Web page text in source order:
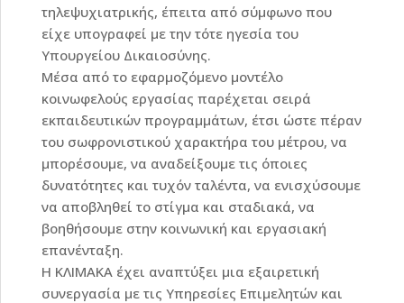
τηλεψυχιατρικής, έπειτα από σύμφωνο που
είχε υπογραφεί με την τότε ηγεσία του
Υπουργείου Δικαιοσύνης.
Μέσα από το εφαρμοζόμενο μοντέλο
κοινωφελούς εργασίας παρέχεται σειρά
εκπαιδευτικών προγραμμάτων, έτσι ώστε πέραν
του σωφρονιστικού χαρακτήρα του μέτρου, να
μπορέσουμε, να αναδείξουμε τις όποιες
δυνατότητες και τυχόν ταλέντα, να ενισχύσουμε
να αποβληθεί το στίγμα και σταδιακά, να
βοηθήσουμε στην κοινωνική και εργασιακή
επανένταξη.
Η ΚΛΙΜΑΚΑ έχει αναπτύξει μια εξαιρετική
συνεργασία με τις Υπηρεσίες Επιμελητών και